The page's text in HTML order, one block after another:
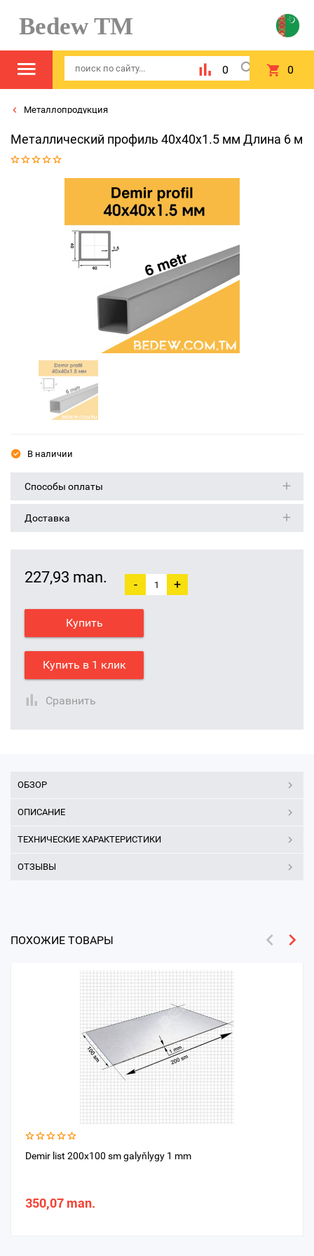
Bedew TM
0 0
Металлопродукция
Металлический профиль 40x40x1.5 мм Длина 6 м
В наличии
Способы оплаты
Доставка
227,93 man. - +
Купить
Купить в 1 клик
Сравнить
ОБЗОР
ОПИСАНИЕ
ТЕХНИЧЕСКИЕ ХАРАКТЕРИСТИКИ
ОТЗЫВЫ
ПОХОЖИЕ ТОВАРЫ
Demir list 200x100 sm galyňlygy 1 mm
350,07 man.